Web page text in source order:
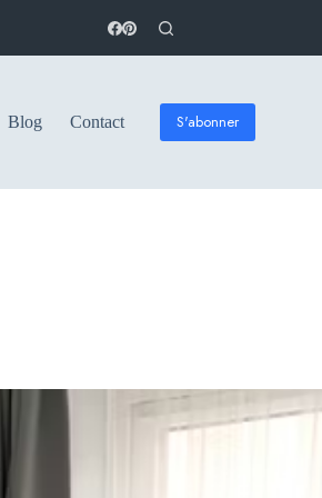
Blog Contact S'abonner